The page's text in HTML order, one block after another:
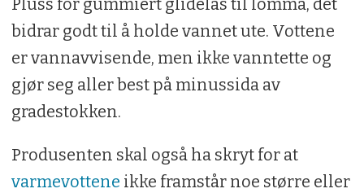
Pluss for gummiert glidelås til lomma, det
bidrar godt til å holde vannet ute. Vottene
er vannavvisende, men ikke vanntette og
gjør seg aller best på minussida av
gradestokken.
Produsenten skal også ha skryt for at
varmevottene ikke framstår noe større eller